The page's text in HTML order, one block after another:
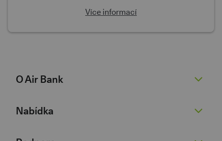
Více informací
O Air Bank
O nás
Nabídka